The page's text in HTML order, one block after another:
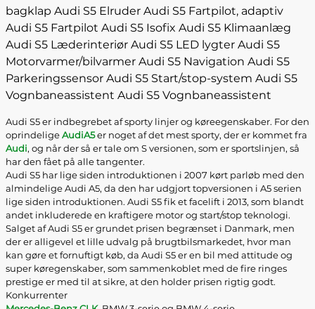
bagklap Audi S5 Elruder Audi S5 Fartpilot, adaptiv
Audi S5 Fartpilot Audi S5 Isofix Audi S5 Klimaanlæg
Audi S5 Læderinteriør Audi S5 LED lygter Audi S5
Motorvarmer/bilvarmer Audi S5 Navigation Audi S5
Parkeringssensor Audi S5 Start/stop-system Audi S5
Vognbaneassistent Audi S5 Vognbaneassistent
Audi S5 er indbegrebet af sporty linjer og køreegenskaber. For den
oprindeligeAudiA5er noget af det mest sporty, der er kommet fra
Audi, og når der så er tale om S versionen, som er sportslinjen, så
har den fået på alle tangenter.
Audi S5 har lige siden introduktionen i 2007 kørt parløb med den
almindelige Audi A5, da den har udgjort topversionen i A5 serien
lige siden introduktionen. Audi S5 fik et facelift i 2013, som blandt
andet inkluderede en kraftigere motor og start/stop teknologi.
Salget af Audi S5 er grundet prisen begrænset i Danmark, men
der er alligevel et lille udvalg på brugtbilsmarkedet, hvor man
kan gøre et fornuftigt køb, da Audi S5 er en bil med attitude og
super køregenskaber, som sammenkoblet med de fire ringes
prestige er med til at sikre, at den holder prisen rigtig godt.
Konkurrenter